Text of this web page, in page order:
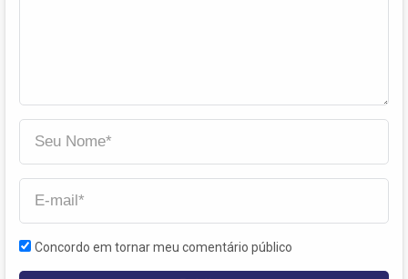
Concordo em tornar meu comentário público